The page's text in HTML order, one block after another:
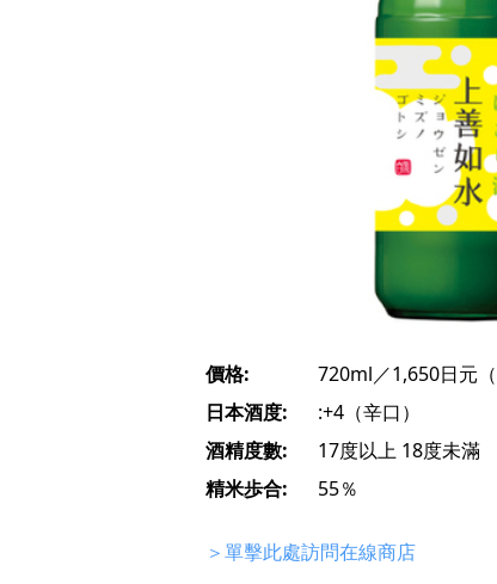
價格:
720ml／1,650日元
日本酒度:
:+4（辛口）
酒精度數:
17度以上 18度未滿
精米歩合:
55％
＞單擊此處訪問在線商店